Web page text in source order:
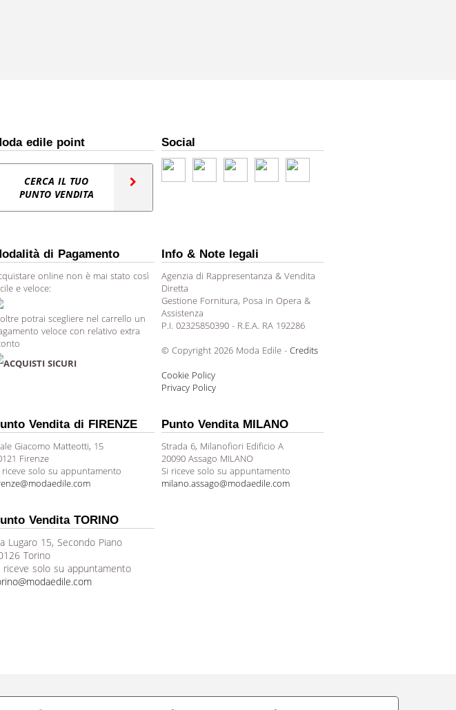
edile point
CERCA IL TUO
PUNTO VENDITA
Social
di Pagamento
online non è mai stato così
e veloce:
potrai scegliere nel carrello un
veloce con relativo extra
ACQUISTI SICURI
Info & Note legali
Agenzia di Rappresentanza & Vendita
Diretta
Gestione Fornitura, Posa in Opera &
Assistenza
P.I. 02325850390 - R.E.A. RA 192286
© Copyright 2026 Moda Edile - Credits
Cookie Policy
Privacy Policy
Vendita di FIRENZE
Giacomo Matteotti, 15
Firenze
riceve solo su appuntamento
Punto Vendita MILANO
Strada 6, Milanofiori Edificio A
20090 Assago MILANO
Si riceve solo su appuntamento
milano.assago@modaedile.com
Vendita TORINO
Lugaro 15, Secondo Piano
Torino
riceve solo su appuntamento